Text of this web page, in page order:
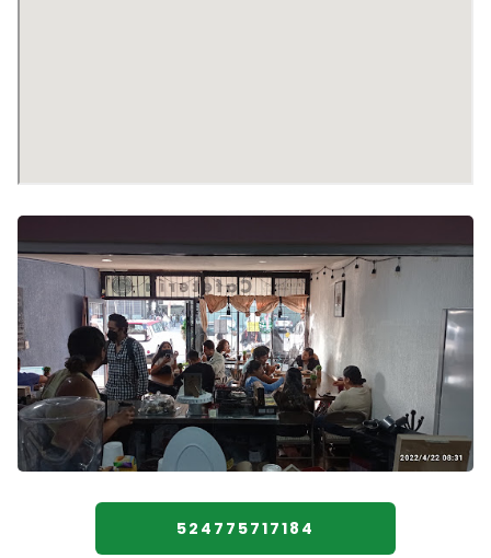
524775717184